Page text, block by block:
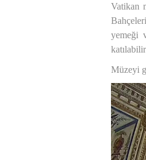
Vatikan
yemeği
Müzeyi